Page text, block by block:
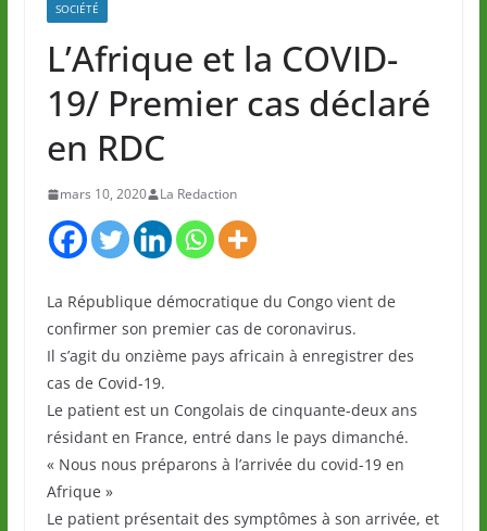
SOCIÉTÉ
L’Afrique et la COVID-
19/ Premier cas déclaré
en RDC
mars 10, 2020 La Redaction
La République démocratique du Congo vient de
confirmer son premier cas de coronavirus.
Il s’agit du onzième pays africain à enregistrer des
cas de Covid-19.
Le patient est un Congolais de cinquante-deux ans
résidant en France, entré dans le pays dimanché.
« Nous nous préparons à l’arrivée du covid-19 en
Afrique »
Le patient présentait des symptômes à son arrivée, et